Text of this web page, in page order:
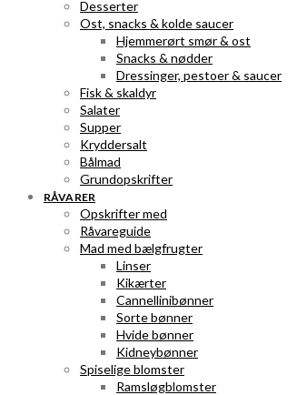
Desserter
Ost, snacks & kolde saucer
Hjemmerørt smør & ost
Snacks & nødder
Dressinger, pestoer & saucer
Fisk & skaldyr
Salater
Supper
Kryddersalt
Bålmad
Grundopskrifter
RÅVARER
Opskrifter med
Råvareguide
Mad med bælgfrugter
Linser
Kikærter
Cannellinibønner
Sorte bønner
Hvide bønner
Kidneybønner
Spiselige blomster
Ramsløgblomster